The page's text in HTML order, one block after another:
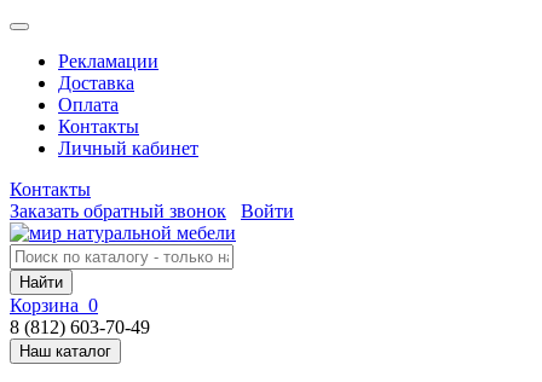
Рекламации
Доставка
Оплата
Контакты
Личный кабинет
Контакты
Заказать обратный звонок
Войти
Найти
Корзина 0
8 (812) 603-70-49
Наш каталог